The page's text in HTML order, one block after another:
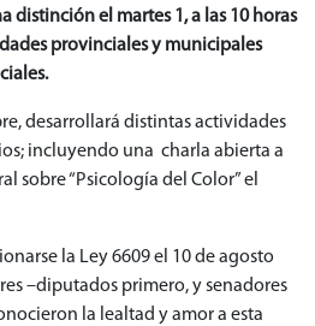
distinción el martes 1, a las 10 horas
provinciales y municipales
desarrollará distintas actividades
incluyendo una charla abierta a
sobre “Psicología del Color” el
la Ley 6609 el 10 de agosto
–diputados primero, y senadores
la lealtad y amor a esta